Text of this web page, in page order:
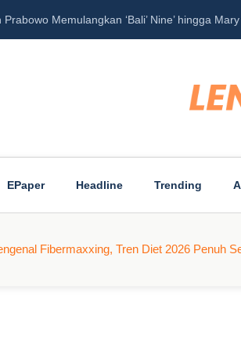
EPaper Headline Trending
Fibermaxxing, Tren Diet 2026 Penuh